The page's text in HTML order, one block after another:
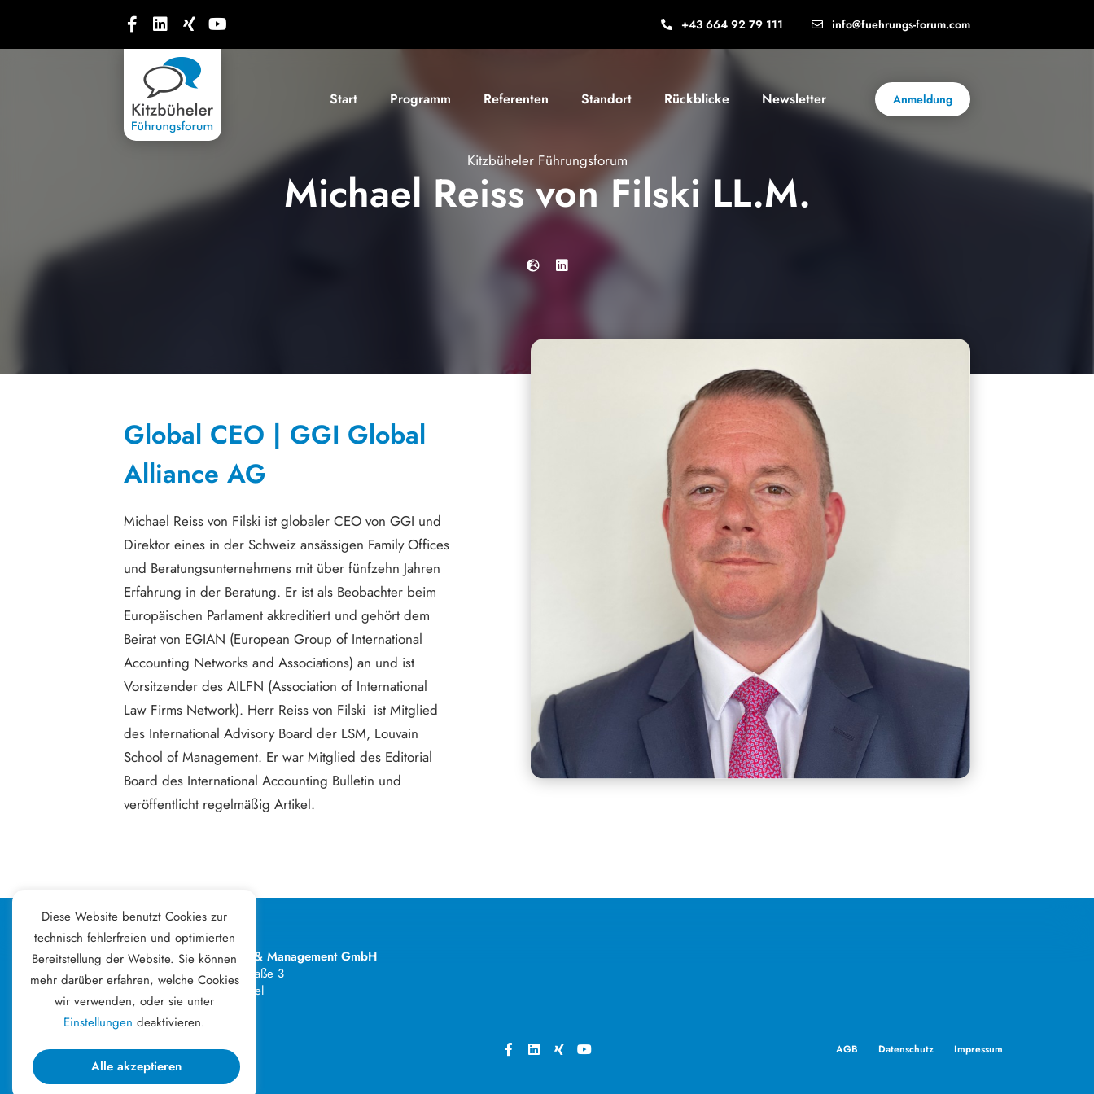
+43 664 92 79 111 info@fuehrungs-forum.com
Start Programm Referenten Standort Rückblicke Newsletter Anmeldung
Kitzbüheler Führungsforum
Michael Reiss von Filski LL.M.
Global CEO | GGI Global
Alliance AG
Michael Reiss von Filski ist globaler CEO von GGI und
Direktor eines in der Schweiz ansässigen Family Offices
und Beratungsunternehmens mit über fünfzehn Jahren
Erfahrung in der Beratung. Er ist als Beobachter beim
Europäischen Parlament akkreditiert und gehört dem
Beirat von EGIAN (European Group of International
Accounting Networks and Associations) an und ist
Vorsitzender des AILFN (Association of International
Law Firms Network). Herr Reiss von Filski ist Mitglied
des International Advisory Board der LSM, Louvain
School of Management. Er war Mitglied des Editorial
Board des International Accounting Bulletin und
veröffentlicht regelmäßig Artikel.
Kitz Consult & Management GmbH
Franz-Erler-Straße 3
6370 Kitzbühel
Österreich
der Stadt Kitzbühel, Dr. Klaus Winkler.
AGB Datenschutz Impressum
Diese Website benutzt Cookies zur
technisch fehlerfreien und optimierten
Bereitstellung der Website. Sie können
mehr darüber erfahren, welche Cookies
wir verwenden, oder sie unter
Einstellungen deaktivieren.
Alle akzeptieren